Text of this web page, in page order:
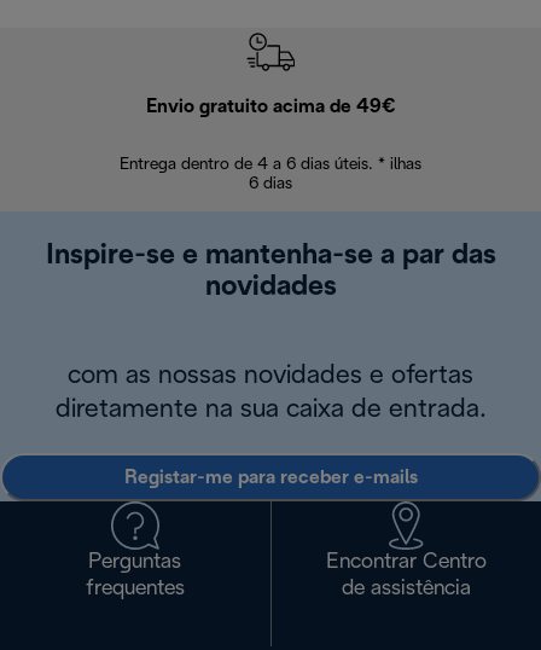
Envio gratuito acima de 49€
Entrega dentro de 4 a 6 dias úteis. * ilhas
6 dias
Inspire-se e mantenha-se a par das
novidades
com as nossas novidades e ofertas
diretamente na sua caixa de entrada.
Registar-me para receber e-mails
Perguntas
frequentes
Encontrar Centro
de assistência